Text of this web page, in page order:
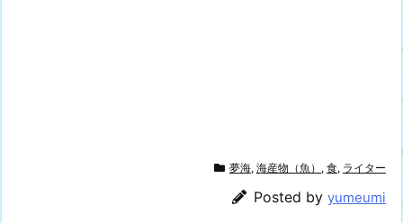
夢海, 海産物（魚） , 食, ライター
Posted by yumeumi